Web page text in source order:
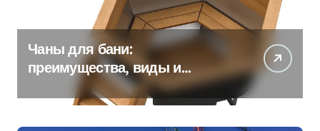
Чаны для бани:
преимущества, виды и
особенности использования